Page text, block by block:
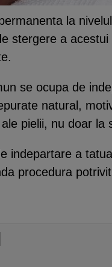
la
stergere a
se ocupa de
natural,
pielii, nu doar la
indepartare a
procedura